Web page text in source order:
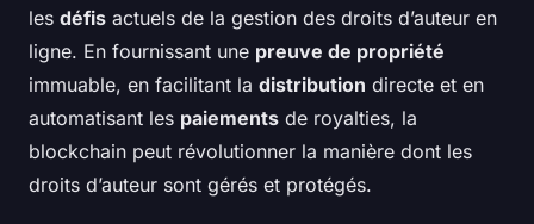
les défis actuels de la gestion des droits d’auteur en
ligne. En fournissant une preuve de propriété
immuable, en facilitant la distribution directe et en
automatisant les paiements de royalties, la
blockchain peut révolutionner la manière dont les
droits d’auteur sont gérés et protégés.